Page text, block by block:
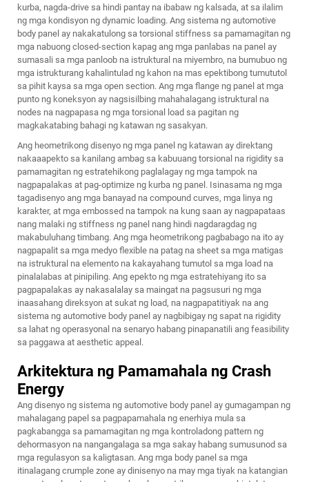
kurba, nagda-drive sa hindi pantay na ibabaw ng kalsada, at sa ilalim
ng mga kondisyon ng dynamic loading. Ang sistema ng automotive
body panel ay nakakatulong sa torsional stiffness sa pamamagitan ng
mga nabuong closed-section kapag ang mga panlabas na panel ay
sumasali sa mga panloob na istruktural na miyembro, na bumubuo ng
mga istrukturang kahalintulad ng kahon na mas epektibong tumututol
sa pihit kaysa sa mga open section. Ang mga flange ng panel at mga
punto ng koneksyon ay nagsisilbing mahahalagang istruktural na
nodes na nagpapasa ng mga torsional load sa pagitan ng
magkakatabing bahagi ng katawan ng sasakyan.
Ang heometrikong disenyo ng mga panel ng katawan ay direktang
nakaaapekto sa kanilang ambag sa kabuuang torsional na rigidity sa
pamamagitan ng estratehikong paglalagay ng mga tampok na
nagpapalakas at pag-optimize ng kurba ng panel. Isinasama ng mga
tagadisenyo ang mga banayad na compound curves, mga linya ng
karakter, at mga embossed na tampok na kung saan ay nagpapataas
nang malaki ng stiffness ng panel nang hindi nagdaragdag ng
makabuluhang timbang. Ang mga heometrikong pagbabago na ito ay
nagpapalit sa mga medyo flexible na patag na sheet sa mga matigas
na istruktural na elemento na kakayahang tumutol sa mga load na
pinalalabas at pinipiling. Ang epekto ng mga estratehiyang ito sa
pagpapalakas ay nakasalalay sa maingat na pagsusuri ng mga
inaasahang direksyon at sukat ng load, na nagpapatitiyak na ang
sistema ng automotive body panel ay nagbibigay ng sapat na rigidity
sa lahat ng operasyonal na senaryo habang pinapanatili ang feasibility
sa paggawa at aesthetic appeal.
Arkitektura ng Pamamahala ng Crash
Energy
Ang disenyo ng sistema ng automotive body panel ay gumagampan ng
mahalagang papel sa pagpapamahala ng enerhiya mula sa
pagkabangga sa pamamagitan ng mga kontroladong pattern ng
dehormasyon na nangangalaga sa mga sakay habang sumusunod sa
mga regulasyon sa kaligtasan. Ang mga body panel sa mga
itinalagang crumple zone ay dinisenyo na may mga tiyak na katangian